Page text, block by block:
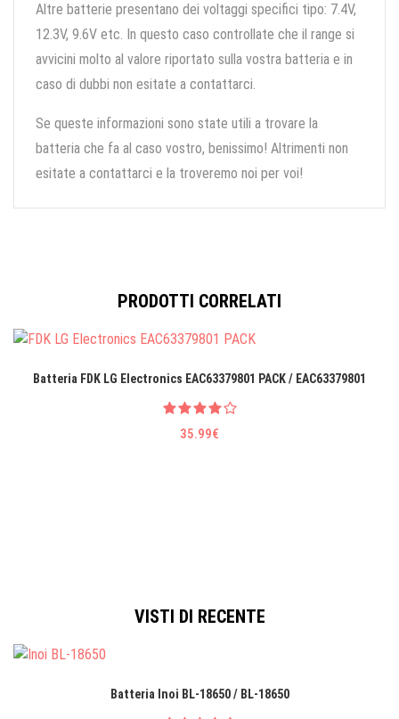
Altre batterie presentano dei voltaggi specifici tipo: 7.4V,
12.3V, 9.6V etc. In questo caso controllate che il range si
avvicini molto al valore riportato sulla vostra batteria e in
caso di dubbi non esitate a contattarci.
Se queste informazioni sono state utili a trovare la
batteria che fa al caso vostro, benissimo! Altrimenti non
esitate a contattarci e la troveremo noi per voi!
PRODOTTI CORRELATI
Batteria FDK LG EIectronics EAC63379801 PACK / EAC63379801
35.99€
VISTI DI RECENTE
Batteria Inoi BL-18650 / BL-18650